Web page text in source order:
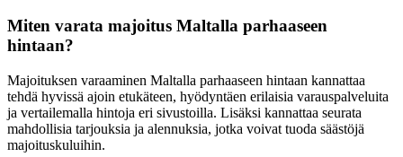
Miten varata majoitus Maltalla parhaaseen
hintaan?
Majoituksen varaaminen Maltalla parhaaseen hintaan kannattaa
tehdä hyvissä ajoin etukäteen, hyödyntäen erilaisia varauspalveluita
ja vertailemalla hintoja eri sivustoilla. Lisäksi kannattaa seurata
mahdollisia tarjouksia ja alennuksia, jotka voivat tuoda säästöjä
majoituskuluihin.